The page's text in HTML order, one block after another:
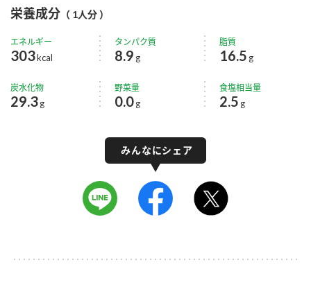
栄養成分 （ 1人分 ）
エネルギー
303kcal
タンパク質
8.9 g
脂質
16.5 g
炭水化物
29.3g
野菜量
0.0g
食塩相当量
2.5 g